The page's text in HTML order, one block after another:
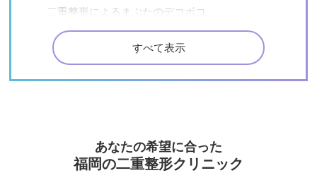
二重整形によるまぶたのデコボコ
二重整形以外にも！奥二重を作る方法
二重整形をした後の洗顔はいつからできる？
二重整形のクリニックの選び方
二重整形に年齢は関係ある？
すべて表示
あなたの希望に合った
福岡の二重整形クリニック